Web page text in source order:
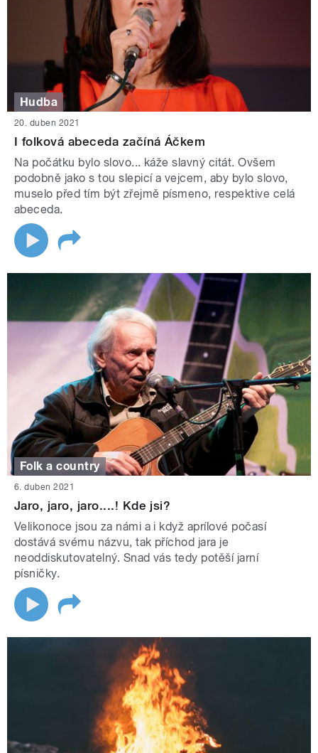
Hudba
20. duben 2021
I folková abeceda začíná Áčkem
Na počátku bylo slovo... káže slavný citát. Ovšem
podobně jako s tou slepicí a vejcem, aby bylo slovo,
muselo před tím být zřejmě písmeno, respektive celá
abeceda.
Folk a country
6. duben 2021
Jaro, jaro, jaro....! Kde jsi?
Velikonoce jsou za námi a i když aprílové počasí
dostává svému názvu, tak příchod jara je
neoddiskutovatelný. Snad vás tedy potěší jarní
písničky.